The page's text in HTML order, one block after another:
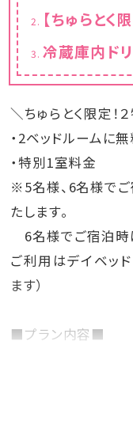
グレード！
【ちゅらとく
ご宿泊頂けます
6名様でご宿
ります。
冷蔵庫内ドリ
オリオンビール
ール、さんぴん
ヤリース、ロッ
＼ちゅらとく限定！
・2ベッドルームに
・特別1室料金
※5名様、6名様で
たします。
6名様でご宿泊時
ご利用はデイベッ
ます）
■プラン内容■
ャグジー、キッチ